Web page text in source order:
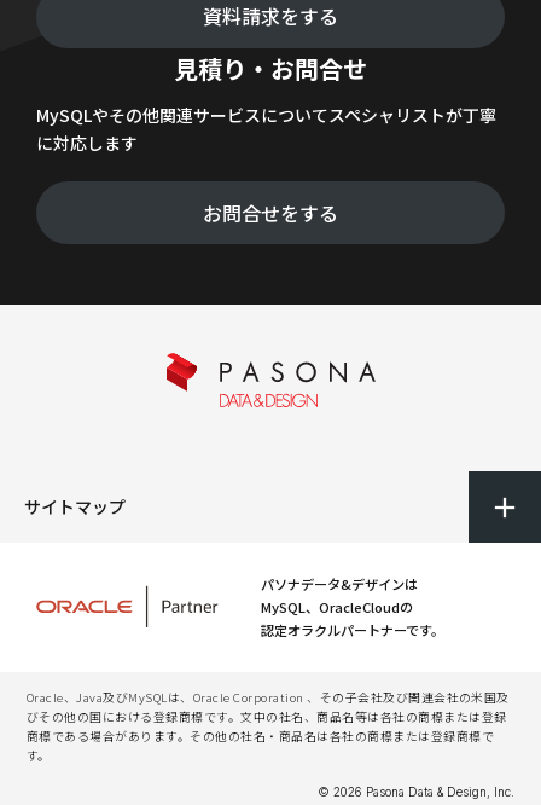
資料請求をする
見積り・お問合せ
MySQLやその他関連サービスについてスペシャリストが丁寧
に対応します
お問合せをする
サイトマップ
パソナデータ&デザインは
MySQL、OracleCloudの
認定オラクルパートナーです。
Oracle、Java及びMySQLは、Oracle Corporation 、その子会社及び関連会社の米国及
びその他の国における登録商標です。文中の社名、商品名等は各社の商標または登録
商標である場合があります。その他の社名・商品名は各社の商標または登録商標で
す。
© 2026 Pasona Data & Design, Inc.